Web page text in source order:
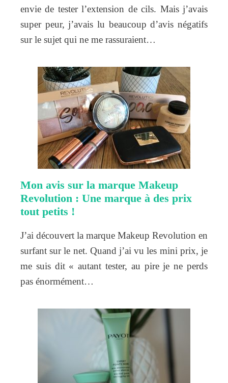
envie de tester l’extension de cils. Mais j’avais
super peur, j’avais lu beaucoup d’avis négatifs
sur le sujet qui ne me rassuraient…
Mon avis sur la marque Makeup
Revolution : Une marque à des prix
tout petits !
J’ai découvert la marque Makeup Revolution en
surfant sur le net. Quand j’ai vu les mini prix, je
me suis dit « autant tester, au pire je ne perds
pas énormément…